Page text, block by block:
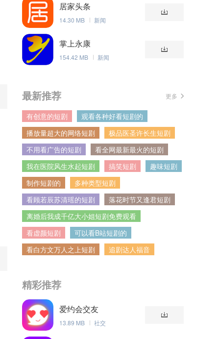
居家头条
14.30 MB 新闻
掌上永康
154.42 MB 新闻
最新推荐 更多
有创意的短剧
观看各种好看短剧的
播放量超大的网络短剧
极品医圣许长生短剧
不用看广告的短剧
看全网最新最火的短剧
我在医院风生水起短剧
搞笑短剧
趣味短剧
制作短剧的
多种类型短剧
看顾若辰苏清瑶的短剧
落花时节又逢君短剧
离婚后我成千亿大小姐短剧免费观看
看虚颜短剧
可以看B站短剧的
看白方文万人之上短剧
追剧达人福音
精彩推荐
爱约会交友
13.89 MB 社交